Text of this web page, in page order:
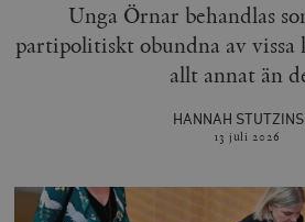
Unga Örnar behandlas
partipolitiskt obundna av vissa
allt annat än
HANNAH
13 juli 2026